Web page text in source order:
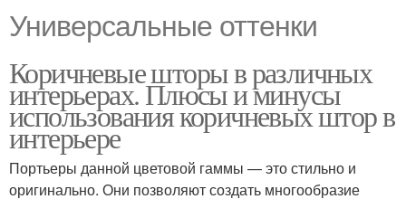
Универсальные оттенки
Коричневые шторы в различных
интерьерах. Плюсы и минусы
использования коричневых штор в
интерьере
Портьеры данной цветовой гаммы — это стильно и
оригинально. Они позволяют создать многообразие